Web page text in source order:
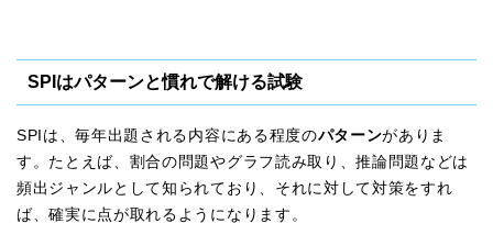
SPIはパターンと慣れで解ける試験
SPIは、毎年出題される内容にある程度のパターンがありま
す。たとえば、割合の問題やグラフ読み取り、推論問題などは
頻出ジャンルとして知られており、それに対して対策をすれ
ば、確実に点が取れるようになります。